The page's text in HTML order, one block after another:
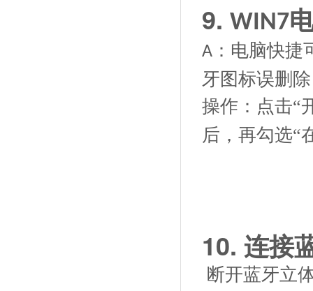
9. WIN7
A ：电脑快
牙图标误删
操作：点击“
后，再勾选“
10. 连接
断开蓝牙立